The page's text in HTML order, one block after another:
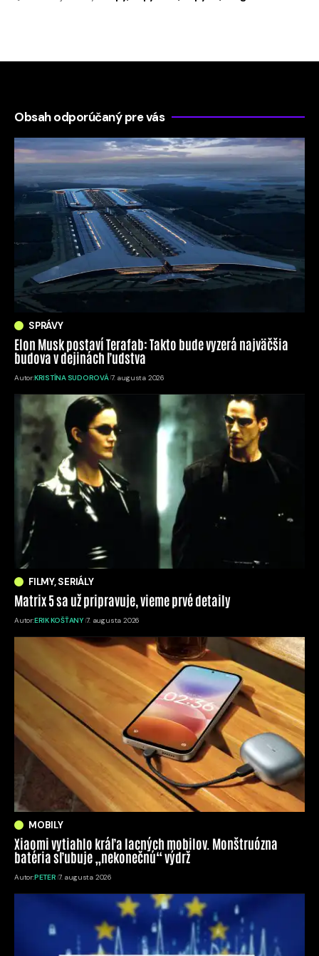
Obsah odporúčaný pre vás
SPRÁVY
Elon Musk postaví Terafab: Takto bude vyzerá najväčšia
budova v dejinách ľudstva
Autor:KRISTÍNA SUDOROVÁ 7. augusta 2026
FILMY, SERIÁLY
Matrix 5 sa už pripravuje, vieme prvé detaily
Autor:ERIK KOŠŤANY 7. augusta 2026
MOBILY
Xiaomi vytiahlo kráľa lacných mobilov. Monštruózna
batéria sľubuje „nekonečnú“ výdrž
Autor:PETER 7. augusta 2026